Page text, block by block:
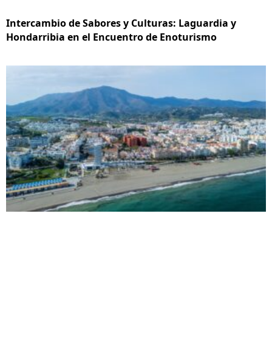
Intercambio de Sabores y Culturas: Laguardia y
Hondarribia en el Encuentro de Enoturismo